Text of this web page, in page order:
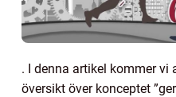
. I denna artikel kommer vi
översikt över konceptet